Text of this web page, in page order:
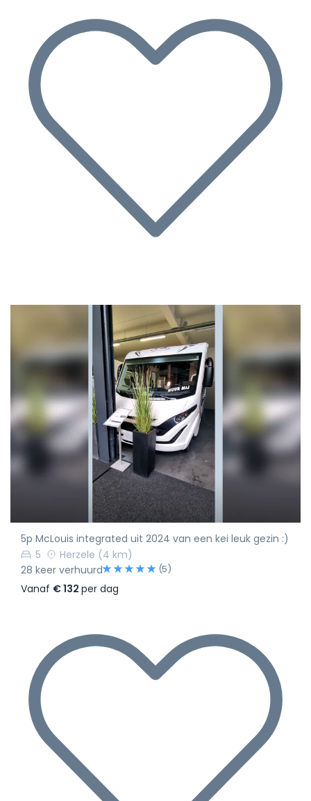
5p McLouis integrated uit 2024 van een kei leuk gezin :)
5
Herzele (4 km)
28 keer verhuurd
(5)
Vanaf € 132 per dag